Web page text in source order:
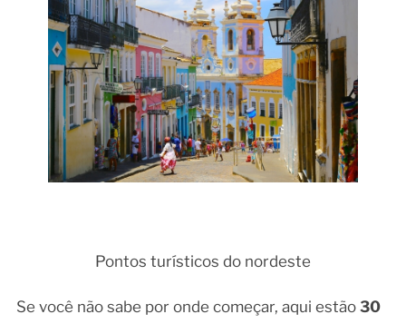
Pontos turísticos do nordeste
Se você não sabe por onde começar, aqui estão 30